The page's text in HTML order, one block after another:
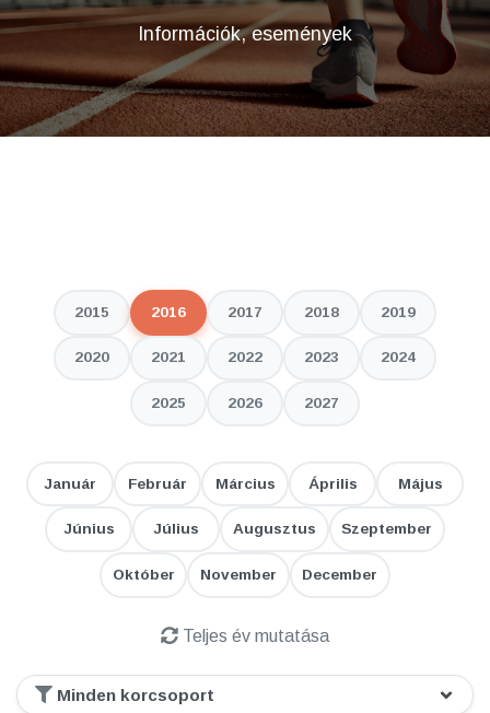
Információk, események
2015 2016 2017 2018 2019
2020 2021 2022 2023 2024
2025 2026 2027
Január Február Március Április Május
Június Július Augusztus Szeptember
Október November December
Teljes év mutatása